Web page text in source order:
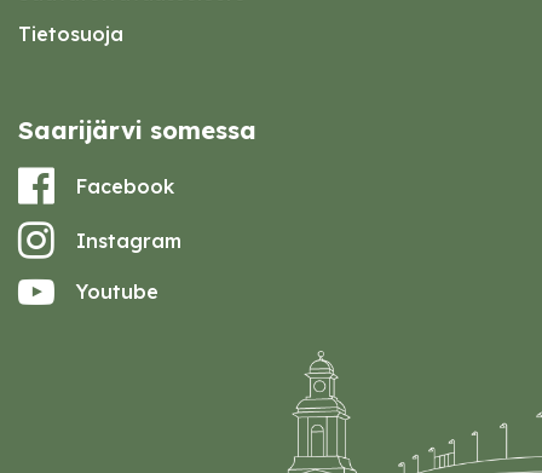
Tietosuoja
Saarijärvi somessa
Facebook
Instagram
Youtube